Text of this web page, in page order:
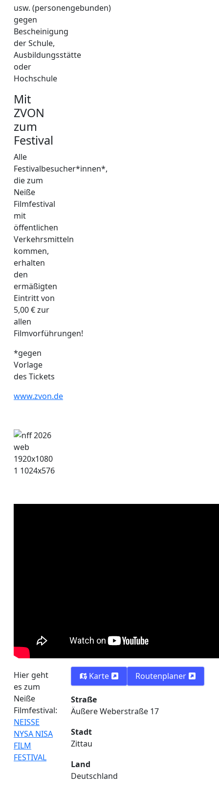
usw. (personengebunden)
gegen
Bescheinigung
der Schule,
Ausbildungsstätte
oder
Hochschule
Mit
ZVON
zum
Festival
Alle
Festivalbesucher*innen*,
die zum
Neiße
Filmfestival
mit
öffentlichen
Verkehrsmitteln
kommen,
erhalten
den
ermäßigten
Eintritt von
5,00 € zur
allen
Filmvorführungen!
*gegen
Vorlage
des Tickets
www.zvon.de
Hier geht
es zum
Neiße
Filmfestival:
NEISSE
NYSA NISA
FILM
FESTIVAL
Karte Routenplaner
Straße
Äußere Weberstraße 17
Stadt
Zittau
Land
Deutschland